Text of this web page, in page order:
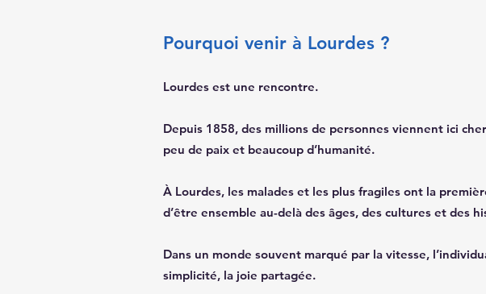
Pourquoi venir à Lourdes ?
Lourdes est une rencontre.
Depuis 1858, des millions de personnes viennent ici
peu de paix et beaucoup d’humanité.
À Lourdes, les malades et les plus fragiles ont la
d’être ensemble au-delà des âges, des cultures et des
Dans un monde souvent marqué par la vitesse,
simplicité, la joie partagée.